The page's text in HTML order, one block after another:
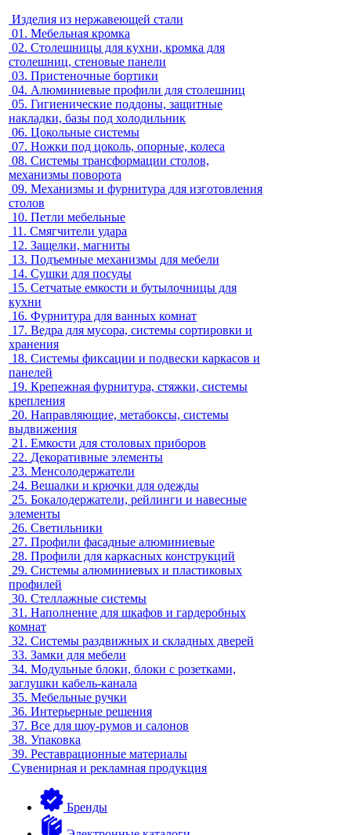
Изделия из нержавеющей стали
01. Мебельная кромка
02. Столешницы для кухни, кромка для
столешниц, стеновые панели
03. Пристеночные бортики
04. Алюминиевые профили для столешниц
05. Гигиенические поддоны, защитные
накладки, базы под холодильник
06. Цокольные системы
07. Ножки под цоколь, опорные, колеса
08. Системы трансформации столов,
механизмы поворота
09. Механизмы и фурнитура для изготовления
столов
10. Петли мебельные
11. Смягчители удара
12. Защелки, магниты
13. Подъемные механизмы для мебели
14. Сушки для посуды
15. Сетчатые емкости и бутылочницы для
кухни
16. Фурнитура для ванных комнат
17. Ведра для мусора, системы сортировки и
хранения
18. Системы фиксации и подвески каркасов и
панелей
19. Крепежная фурнитура, стяжки, системы
крепления
20. Направляющие, метабоксы, системы
выдвижения
21. Емкости для столовых приборов
22. Декоративные элементы
23. Менсолодержатели
24. Вешалки и крючки для одежды
25. Бокалодержатели, рейлинги и навесные
элементы
26. Светильники
27. Профили фасадные алюминиевые
28. Профили для каркасных конструкций
29. Системы алюминиевых и пластиковых
профилей
30. Стеллажные системы
31. Наполнение для шкафов и гардеробных
комнат
32. Системы раздвижных и складных дверей
33. Замки для мебели
34. Модульные блоки, блоки с розетками,
заглушки кабель-канала
35. Мебельные ручки
36. Интерьерные решения
37. Все для шоу-румов и салонов
38. Упаковка
39. Реставрационные материалы
Сувенирная и рекламная продукция
Бренды